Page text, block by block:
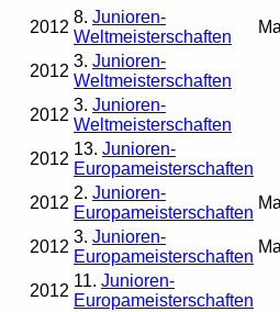
2012
8. Junioren-
Weltmeisterschaften
2012
3. Junioren-
Weltmeisterschaften
2012
3. Junioren-
Weltmeisterschaften
2012
13. Junioren-
Europameisterschaften
2012
2. Junioren-
Europameisterschaften
2012
3. Junioren-
Europameisterschaften
2012
11. Junioren-
Europameisterschaften